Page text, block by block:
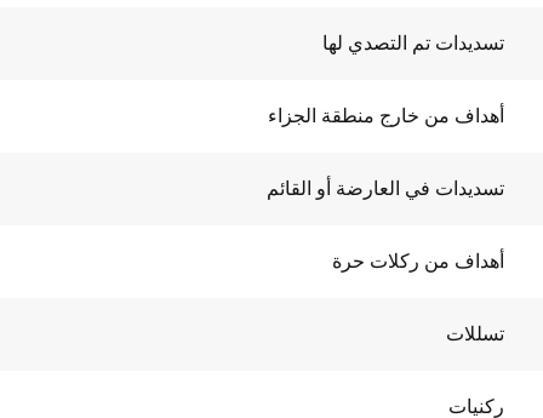
تسديدات تم التصدي لها
أهداف من خارج منطقة الجزاء
تسديدات في العارضة أو القائم
أهداف من ركلات حرة
تسللات
ركنيات